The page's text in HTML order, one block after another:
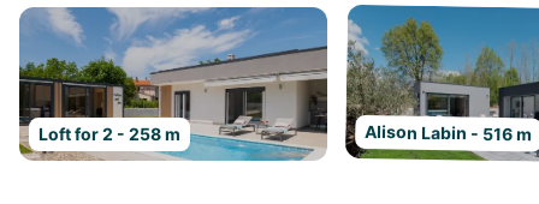
Loft for 2 - 258 m Alison Labin - 516 m